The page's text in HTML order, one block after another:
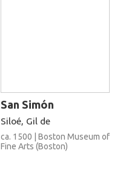
San Simón
Siloé, Gil de
ca. 1500 | Boston Museum of
Fine Arts (Boston)